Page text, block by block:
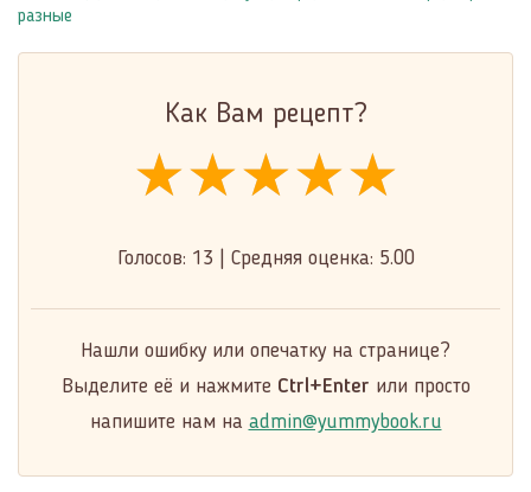
разные
Как Вам рецепт?
★★★★★
★★★★★
★★★★★
Голосов: 13 Средняя оценка: 5.00
Нашли ошибку или опечатку на странице?
Выделите её и нажмите Ctrl+Enter или просто
напишите нам на admin@yummybook.ru